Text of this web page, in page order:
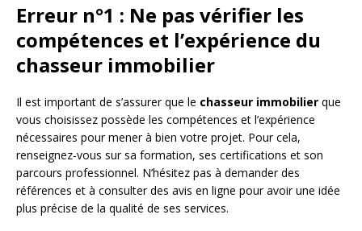
Erreur n°1 : Ne pas vérifier les
compétences et l’expérience du
chasseur immobilier
Il est important de s’assurer que le chasseur immobilier que
vous choisissez possède les compétences et l’expérience
nécessaires pour mener à bien votre projet. Pour cela,
renseignez-vous sur sa formation, ses certifications et son
parcours professionnel. N’hésitez pas à demander des
références et à consulter des avis en ligne pour avoir une idée
plus précise de la qualité de ses services.